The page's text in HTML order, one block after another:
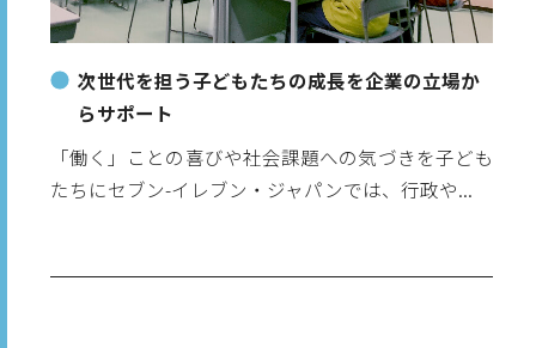
次世代を担う子どもたちの成長を企業の立場か
らサポート
「働く」ことの喜びや社会課題への気づきを子ども
たちにセブン-イレブン・ジャパンでは、行政や...